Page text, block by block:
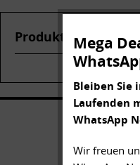
Produkte von
Mega
Bleiben Sie
Laufenden
WhatsApp
Wir freuen